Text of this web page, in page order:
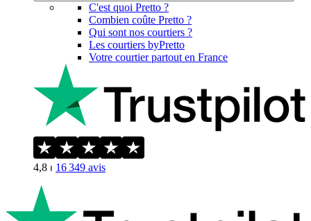
C'est quoi Pretto ?
Combien coûte Pretto ?
Qui sont nos courtiers ?
Les courtiers byPretto
Votre courtier partout en France
4,8 ⏐ 16 349 avis